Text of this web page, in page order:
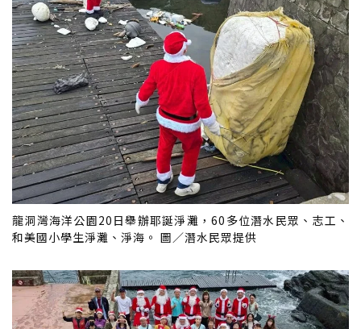
龍洞灣海洋公園20日舉辦耶誕淨灘，60多位潛水民眾、志工、
和美國小學生淨灘、淨海。 圖／潛水民眾提供